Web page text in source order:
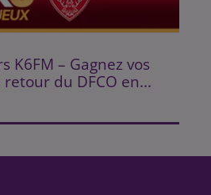
K6FM – Gagnez vos
du DFCO en...